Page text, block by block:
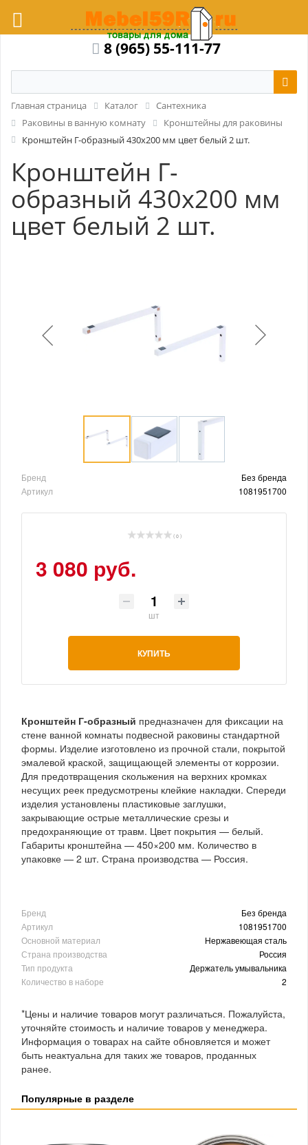
8 (965) 55-111-77
Главная страница Каталог
Сантехника
Раковины в ванную комнату
Кронштейны для раковины
Кронштейн Г-образный 430x200 мм цвет белый 2 шт.
Кронштейн Г-
образный 430x200 мм
цвет белый 2 шт.
Бренд
Без бренда
Артикул
1081951700
( 0 )
3 080 руб.
шт
КУПИТЬ
Кронштейн Г-образный предназначен для фиксации на
стене ванной комнаты подвесной раковины стандартной
формы. Изделие изготовлено из прочной стали, покрытой
эмалевой краской, защищающей элементы от коррозии.
Для предотвращения скольжения на верхних кромках
несущих реек предусмотрены клейкие накладки. Спереди
изделия установлены пластиковые заглушки,
закрывающие острые металлические срезы и
предохраняющие от травм. Цвет покрытия — белый.
Габариты кронштейна — 450×200 мм. Количество в
упаковке — 2 шт. Страна производства — Россия.
Бренд
Без бренда
Артикул
1081951700
Основной материал
Нержавеющая сталь
Страна производства
Россия
Тип продукта
Держатель умывальника
Количество в наборе
2
*Цены и наличие товаров могут различаться. Пожалуйста,
уточняйте стоимость и наличие товаров у менеджера.
Информация о товарах на сайте обновляется и может
быть неактуальна для таких же товаров, проданных
ранее.
Популярные в разделе